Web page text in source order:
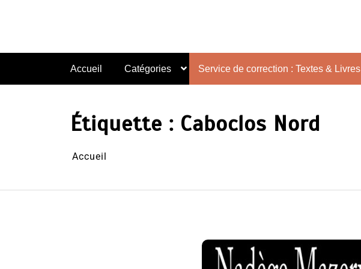
Accueil Catégories Service de correction : Textes & Livres
Étiquette : Caboclos Nord
Accueil